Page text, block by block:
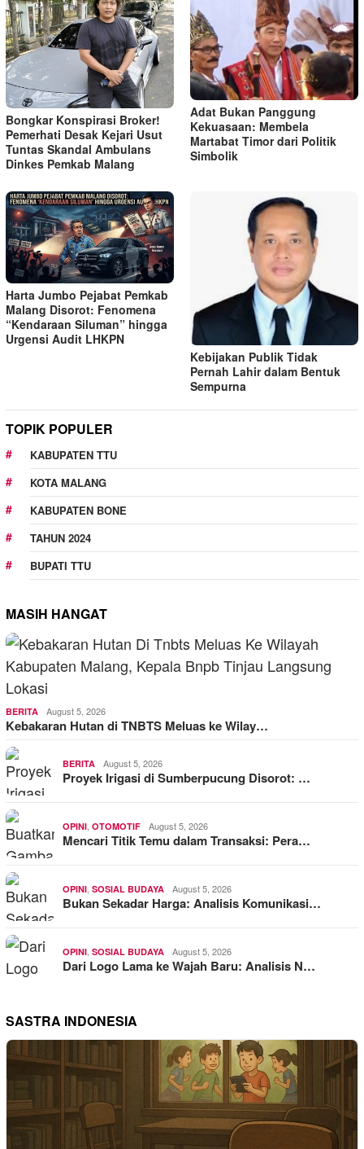
Bongkar Konspirasi Broker!
Pemerhati Desak Kejari Usut
Tuntas Skandal Ambulans
Dinkes Pemkab Malang
Adat Bukan Panggung
Kekuasaan: Membela
Martabat Timor dari Politik
Simbolik
Harta Jumbo Pejabat Pemkab
Malang Disorot: Fenomena
“Kendaraan Siluman” hingga
Urgensi Audit LHKPN
Kebijakan Publik Tidak
Pernah Lahir dalam Bentuk
Sempurna
TOPIK POPULER
KABUPATEN TTU
KOTA MALANG
KABUPATEN BONE
TAHUN 2024
BUPATI TTU
MASIH HANGAT
BERITA August 5, 2026
Kebakaran Hutan di TNBTS Meluas ke Wilay…
BERITA August 5, 2026
Proyek Irigasi di Sumberpucung Disorot: …
OPINI, OTOMOTIF August 5, 2026
Mencari Titik Temu dalam Transaksi: Pera…
OPINI, SOSIAL BUDAYA August 5, 2026
Bukan Sekadar Harga: Analisis Komunikasi…
OPINI, SOSIAL BUDAYA August 5, 2026
Dari Logo Lama ke Wajah Baru: Analisis N…
SASTRA INDONESIA